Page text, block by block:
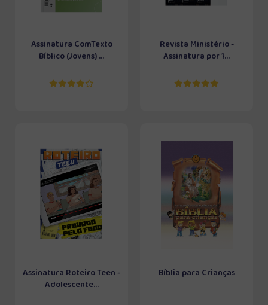
Assinatura ComTexto
Bíblico (Jovens) ...
Revista Ministério -
Assinatura por 1...
Assinatura Roteiro Teen -
Adolescente...
Bíblia para Crianças